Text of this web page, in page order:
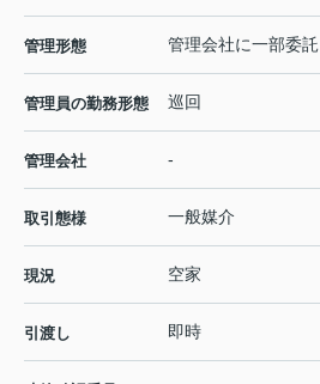
管理形態 管理会社に一部委託
管理員の勤務形態 巡回
管理会社 -
取引態様 一般媒介
現況 空家
引渡し 即時